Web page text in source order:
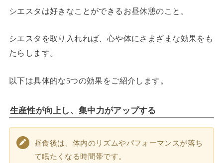
シエスタは好きなことができるお昼休憩のこと。
シエスタを取り入れれば、心や体にさまざまな効果をも
たらします。
以下は具体的な5つの効果をご紹介します。
生産性が向上し、集中力がアップする
昼食後は、体内のリズムやパフォーマンスが落ち
て眠たくなる時間帯です。